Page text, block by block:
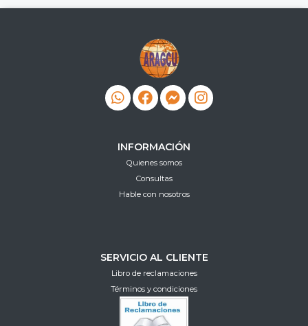
INFORMACIÓN
Quienes somos
Consultas
Hable con nosotros
SERVICIO AL CLIENTE
Libro de reclamaciones
Términos y condiciones